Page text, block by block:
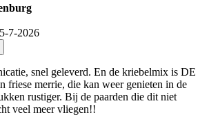
7-2026
snel geleverd. En de kriebelmix is DE
friese merrie, die kan weer genieten in de
rustiger. Bij de paarden die dit niet
veel meer vliegen!!